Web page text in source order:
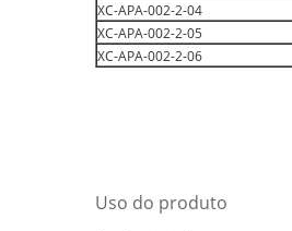
XC-APA-002-2-04
XC-APA-002-2-05
XC-APA-002-2-06
Uso do produto